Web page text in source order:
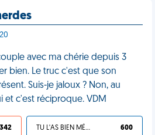
avec ma chérie depuis 3
bien. Le truc c'est que son
Suis-je jaloux ? Non, au
et c'est réciproque. VDM
342 TU L'AS BIEN MÉRITÉ 600